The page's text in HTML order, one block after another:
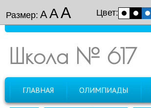
Размер: ААА Цвет:
Школа № 617
ГЛАВНАЯ ОЛИМПИАДЫ